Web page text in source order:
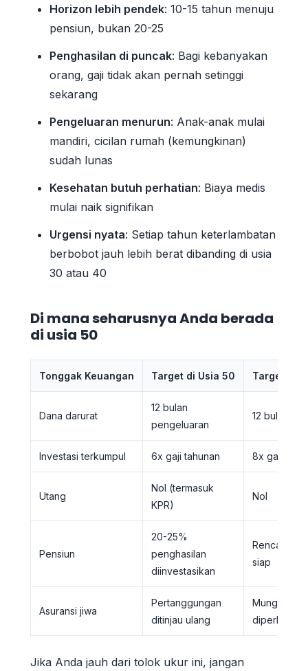
Horizon lebih pendek: 10-15 tahun menuju
pensiun, bukan 20-25
Penghasilan di puncak: Bagi kebanyakan
orang, gaji tidak akan pernah setinggi
sekarang
Pengeluaran menurun: Anak-anak mulai
mandiri, cicilan rumah (kemungkinan)
sudah lunas
Kesehatan butuh perhatian: Biaya medis
mulai naik signifikan
Urgensi nyata: Setiap tahun keterlambatan
berbobot jauh lebih berat dibanding di usia
30 atau 40
Di mana seharusnya Anda berada
di usia 50
Tonggak Keuangan Target di Usia 50 Target di
Dana darurat
12 bulan
pengeluaran
12 bulan
Investasi terkumpul 6x gaji tahunan 8x gaji
Utang
Nol (termasuk
KPR)
Nol
Pensiun
20-25%
penghasilan
diinvestasikan
Rencana
siap
Asuransi jiwa
Pertanggungan
ditinjau ulang
Mungkin
diperlukan
Jika Anda jauh dari tolok ukur ini, jangan